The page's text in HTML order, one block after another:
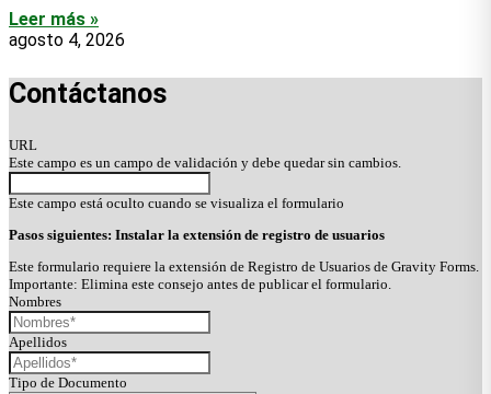
Leer más »
agosto 4, 2026
Contáctanos
URL
Este campo es un campo de validación y debe quedar sin cambios.
Este campo está oculto cuando se visualiza el formulario
Pasos siguientes: Instalar la extensión de registro de usuarios
Este formulario requiere la extensión de Registro de Usuarios de Gravity Forms.
Importante: Elimina este consejo antes de publicar el formulario.
Nombres
Apellidos
Tipo de Documento